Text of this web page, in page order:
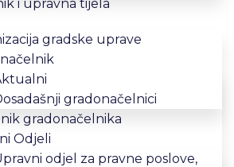
i upravna tijela
gradske uprave
gradonačelnici
gradonačelnika
Odjeli
odjel za pravne poslove,